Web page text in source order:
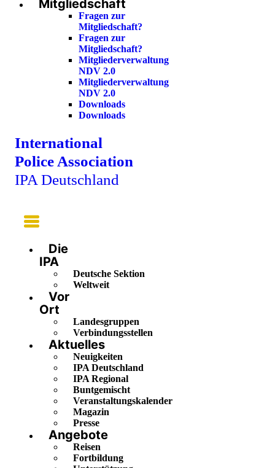
Mitgliedschaft
Fragen zur
Mitgliedschaft?
Fragen zur
Mitgliedschaft?
Mitgliederverwaltung
NDV 2.0
Mitgliederverwaltung
NDV 2.0
Downloads
Downloads
International
Police Association
IPA Deutschland
Main
Menu
Die
IPA
Deutsche Sektion
Weltweit
Vor
Ort
Landesgruppen
Verbindungsstellen
Aktuelles
Neuigkeiten
IPA Deutschland
IPA Regional
Buntgemischt
Veranstaltungskalender
Magazin
Presse
Angebote
Reisen
Fortbildung